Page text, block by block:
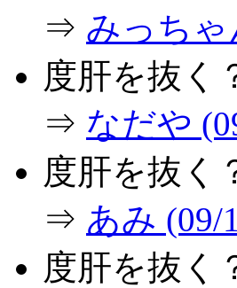
⇒ みっちゃ
度肝を抜く
⇒ なだや
度肝を抜く
⇒ あみ (09/
度肝を抜く